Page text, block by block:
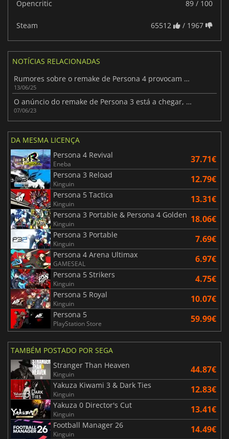
Opencritic 89 / 100
Steam 65512 / 1967
NOTÍCIAS RELACIONADAS
Rumores sobre o remake de Persona 4 provocam entusiasmo para 2025
13/06/25
O anúncio do remake de Persona 3 está a chegar, dizem as fontes
07/06/23
DA MESMA LICENÇA
Persona 4 Revival
Eneba 37.71€
Persona 3 Reload
Kinguin 12.79€
Persona 5 Tactica
Kinguin 13.31€
Persona 3 Portable & Persona 4 Golden
Kinguin 18.06€
Persona 3 Portable
Kinguin 7.69€
Persona 4 Arena Ultimax
GAMESEAL 6.97€
Persona 5 Strikers
Kinguin 4.75€
Persona 5 Royal
Kinguin 10.07€
Persona 5
PlayStation Store 59.99€
TAMBÉM POSTADO POR SEGA
Stranger Than Heaven
Kinguin 44.87€
Yakuza Kiwami 3 & Dark Ties
Kinguin 12.83€
Yakuza 0 Director's Cut
Kinguin 13.41€
Football Manager 26
Kinguin 14.49€